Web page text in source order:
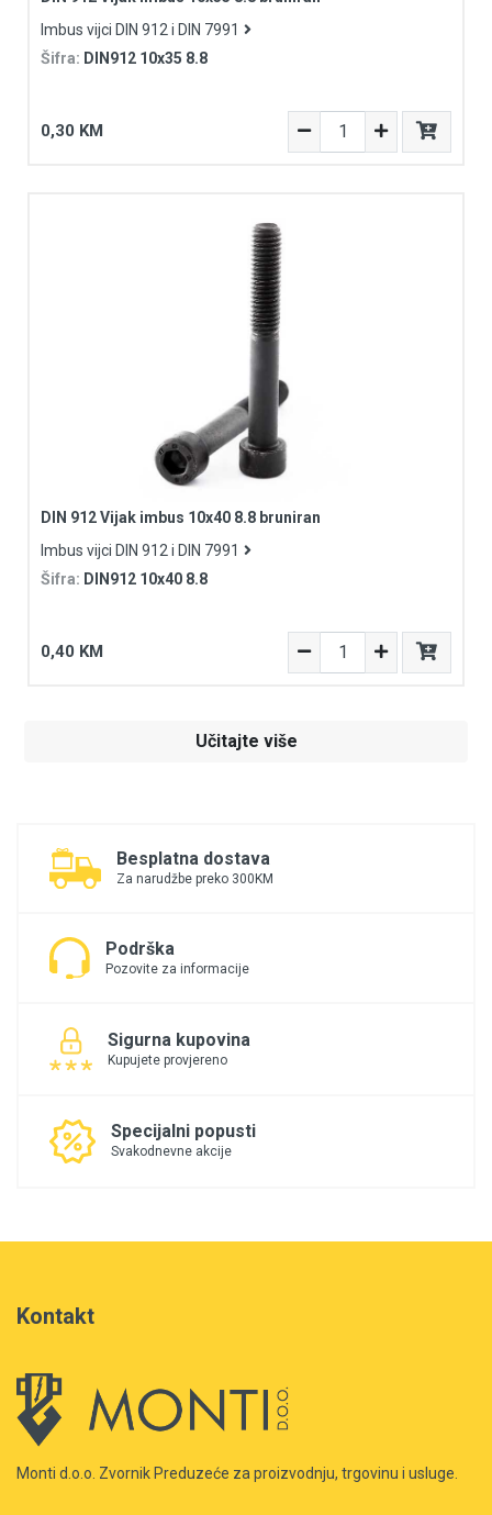
Imbus vijci DIN 912 i DIN 7991
Šifra: DIN912 10x35 8.8
0,30 KM
DIN 912 Vijak imbus 10x40 8.8 bruniran
Imbus vijci DIN 912 i DIN 7991
Šifra: DIN912 10x40 8.8
0,40 KM
Učitajte više
Besplatna dostava
Za narudžbe preko 300KM
Podrška
Pozovite za informacije
Sigurna kupovina
Kupujete provjereno
Specijalni popusti
Svakodnevne akcije
Kontakt
Monti d.o.o. Zvornik Preduzeće za proizvodnju, trgovinu i usluge.